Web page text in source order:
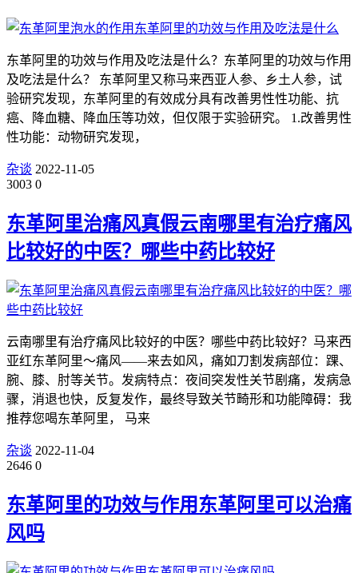
东革阿里的功效与作用及吃法是什么？东革阿里的功效与作用
及吃法是什么？ 东革阿里又称马来西亚人参、乡土人参，试
验研究发现，东革阿里的有效成分具有改善男性性功能、抗
癌、降血糖、降血压等功效，但仅限于实验研究。 1.改善男性
性功能：动物研究发现，
杂谈 2022-11-05
3003 0
东革阿里治痛风真假云南哪里有治疗痛风
比较好的中医？哪些中药比较好
云南哪里有治疗痛风比较好的中医？哪些中药比较好？马来西
亚红东革阿里～痛风——来去如风，痛如刀割发病部位：踝、
腕、膝、肘等关节。发病特点：夜间突发性关节剧痛，发病急
骤，消退也快，反复发作，最终导致关节畸形和功能障碍：我
推荐您喝东革阿里， 马来
杂谈 2022-11-04
2646 0
东革阿里的功效与作用东革阿里可以治痛
风吗